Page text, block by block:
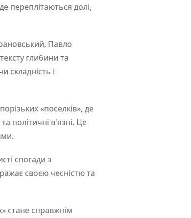
переплітаються долі,
Павло
глибини та
складність і
«поселків», де
політичні в'язні. Це
спогади з
своєю чесністю та
стане справжнім